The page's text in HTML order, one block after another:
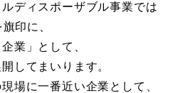
ディスポーザブル事業では
印に、
業」として、
してまいります。
場に一番近い企業として、